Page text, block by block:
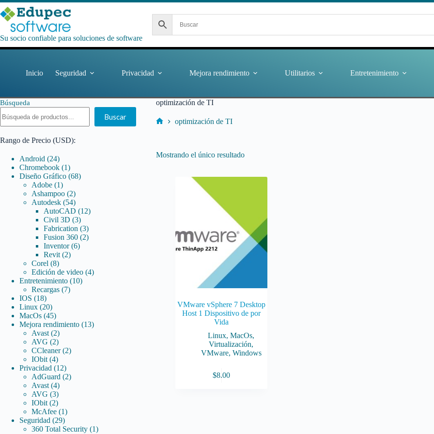
Saltar
al
contenido
Su socio confiable para soluciones de software
Inicio Seguridad Privacidad Mejora rendimiento Utilitarios Entretenimiento
optimización de TI
optimización de TI
Mostrando el único resultado
VMware vSphere 7 Desktop
Host 1 Dispositivo de por
Vida
Linux,MacOs,
Virtualización,
VMware, Windows
$8.00
Búsqueda
Buscar
Rango de Precio (USD):
Android 2424
productos
Chromebook 11
producto
Diseño Gráfico 6868
Adobe 11
producto
Ashampoo 22
productos
Autodesk 5454
productos
AutoCAD 1212
Civil 3D 33
productos
Fabrication 33
productos
Fusion 360 22
Inventor 66
Revit 22
Corel 88
productos
Edición de video 44
Entretenimiento 1010
Recargas 77
IOS 1818
productos
Linux 2020
productos
MacOs 4545
productos
Mejora rendimiento 1313
Avast 22
productos
AVG 22
productos
CCleaner 22
IObit 44
productos
Privacidad 1212
productos
AdGuard 22
Avast 44
productos
AVG 33
productos
IObit 22
productos
McAfee 11
producto
Seguridad 2929
productos
360 Total Security 11